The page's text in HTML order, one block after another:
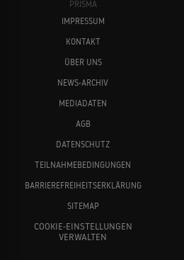
PRISMA
IMPRESSUM
KONTAKT
ÜBER UNS
NEWS-ARCHIV
MEDIADATEN
AGB
DATENSCHUTZ
TEILNAHMEBEDINGUNGEN
BARRIEREFREIHEITSERKLÄRUNG
SITEMAP
COOKIE-EINSTELLUNGEN
VERWALTEN